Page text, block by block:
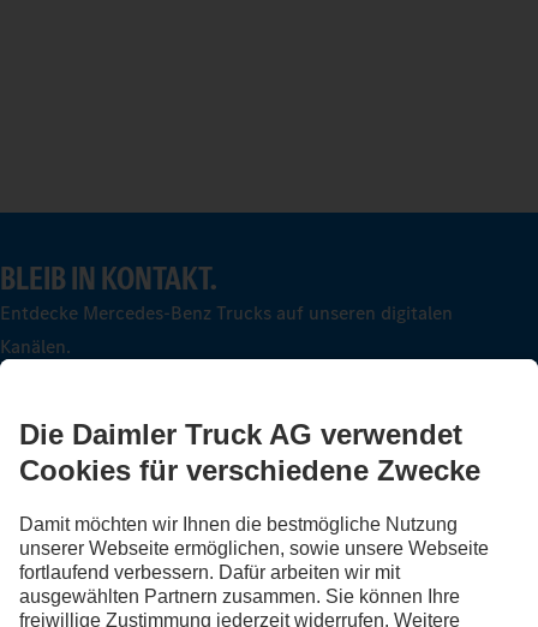
BLEIB IN KONTAKT.
Entdecke Mercedes-Benz Trucks auf unseren digitalen
Kanälen.
FOLLOW THE ROADSTARS.
Tausche jetzt Erfahrungen mit anderen Truckerinnen und